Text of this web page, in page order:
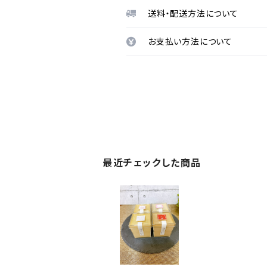
送料・配送方法について
お支払い方法について
最近チェックした商品